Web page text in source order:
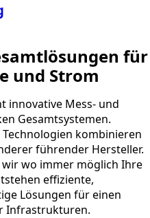
für
und Strom
innovative Mess- und
Gesamtsystemen.
kombinieren
führender Hersteller.
wo immer möglich Ihre
effiziente,
Lösungen für einen
Infrastrukturen.